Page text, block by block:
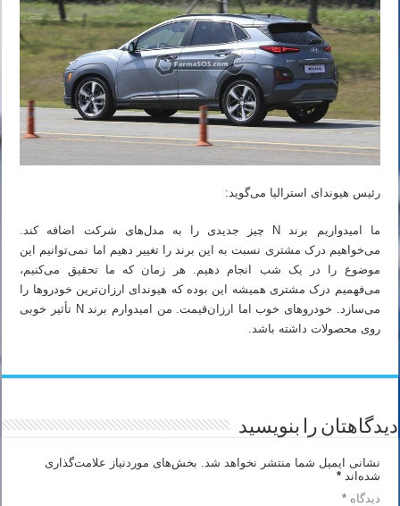
رئیس هیوندای استرالیا می‌گوید:
ما امیدواریم برند N چیز جدیدی را به مدل‌های شرکت اضافه کند.
می‌خواهیم درک مشتری نسبت به این برند را تغییر دهیم اما نمی‌توانیم این
موضوع را در یک شب انجام دهیم. هر زمان که ما تحقیق می‌کنیم،
می‌فهمیم درک مشتری همیشه این بوده که هیوندای ارزان‌ترین خودروها را
می‌سازد. خودروهای خوب اما ارزان‌قیمت. من امیدوارم برند N تأثیر خوبی
روی محصولات داشته باشد.
دیدگاهتان را بنویسید
نشانی ایمیل شما منتشر نخواهد شد.
بخش‌های موردنیاز علامت‌گذاری
شده‌اند*
دیدگاه*